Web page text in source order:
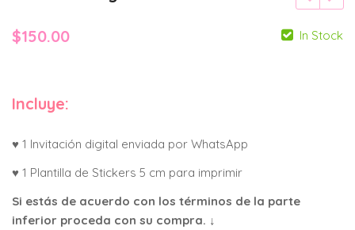
$150.00 In Stock
Incluye:
♥ 1 Invitación digital enviada por WhatsApp
♥ 1 Plantilla de Stickers 5 cm para imprimir
Si estás de acuerdo con los términos de la parte
inferior proceda con su compra. ↓